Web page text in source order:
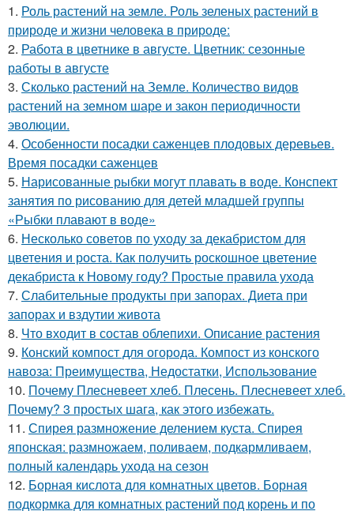
1. Роль растений на земле. Роль зеленых растений в
природе и жизни человека в природе:
2. Работа в цветнике в августе. Цветник: сезонные
работы в августе
3. Сколько растений на Земле. Количество видов
растений на земном шаре и закон периодичности
эволюции.
4. Особенности посадки саженцев плодовых деревьев.
Время посадки саженцев
5. Нарисованные рыбки могут плавать в воде. Конспект
занятия по рисованию для детей младшей группы
«Рыбки плавают в воде»
6. Несколько советов по уходу за декабристом для
цветения и роста. Как получить роскошное цветение
декабриста к Новому году? Простые правила ухода
7. Слабительные продукты при запорах. Диета при
запорах и вздутии живота
8. Что входит в состав облепихи. Описание растения
9. Конский компост для огорода. Компост из конского
навоза: Преимущества, Недостатки, Использование
10. Почему Плесневеет хлеб. Плесень. Плесневеет хлеб.
Почему? 3 простых шага, как этого избежать.
11. Спирея размножение делением куста. Спирея
японская: размножаем, поливаем, подкармливаем,
полный календарь ухода на сезон
12. Борная кислота для комнатных цветов. Борная
подкормка для комнатных растений под корень и по